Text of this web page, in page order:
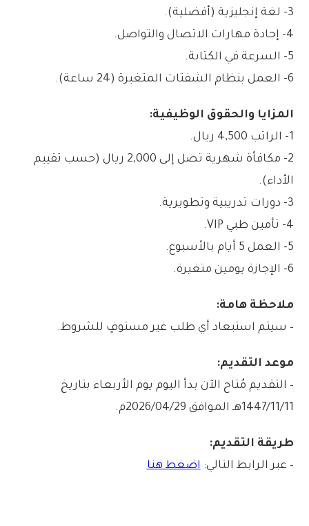
3- لغة إنجليزية (أفضلية).
4- إجادة مهارات الاتصال والتواصل.
5- السرعة في الكتابة.
6- العمل بنظام الشفتات المتغيرة (24 ساعة).
المزايا والحقوق الوظيفية:
1- الراتب 4,500 ريال.
2- مكافأة شهرية تصل إلى 2,000 ريال (حسب تقييم
الأداء).
3- دورات تدريبية وتطويرية.
4- تأمين طبي VIP.
5- العمل 5 أيام بالأسبوع.
6- الإجازة يومين متغيرة.
ملاحظة هامة:
– سيتم استبعاد أي طلب غير مستوفٍ للشروط.
موعد التقديم:
– التقديم مُتاح الآن بدأ اليوم يوم الأربعاء بتاريخ
1447/11/11هـ الموافق 2026/04/29م.
طريقة التقديم:
– عبر الرابط التالي: اضغط هنا